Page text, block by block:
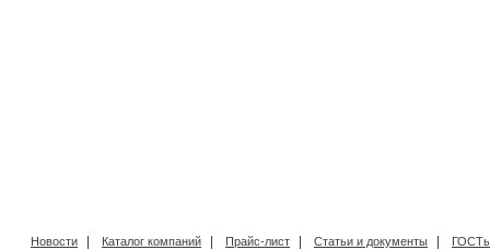
Новости | Каталог компаний | Прайс-лист | Статьи и документы |